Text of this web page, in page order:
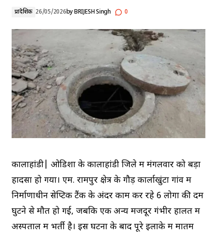
प्रादेशिक 26/05/2026byBRIJESH Singh 0
कालाहांडी| ओडिशा के कालाहांडी जिले में मंगलवार को बड़ा
हादसा हो गया। एम. रामपुर क्षेत्र के गौड़ कार्लाखुंटा गांव में
निर्माणाधीन सेप्टिक टैंक के अंदर काम कर रहे 6 लोगों की दम
घुटने से मौत हो गई, जबकि एक अन्य मजदूर गंभीर हालत में
अस्पताल में भर्ती है। इस घटना के बाद पूरे इलाके में मातम